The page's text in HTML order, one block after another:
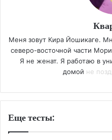
Меня зовут Кира Йошикаге.
северо-восточной части
Я не женат. Я работаю в
домой не
Еще тесты: